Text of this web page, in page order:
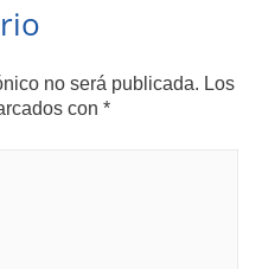
no será publicada. Los
con *